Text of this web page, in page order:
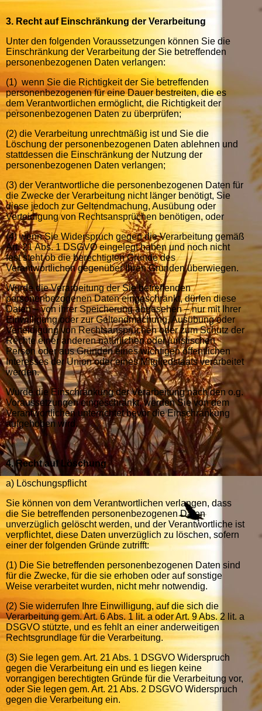
3. Recht auf Einschränkung der Verarbeitung
Unter den folgenden Voraussetzungen können Sie die
Einschränkung der Verarbeitung der Sie betreffenden
personenbezogenen Daten verlangen:
(1) wenn Sie die Richtigkeit der Sie betreffenden
personenbezogenen für eine Dauer bestreiten, die es
dem Verantwortlichen ermöglicht, die Richtigkeit der
personenbezogenen Daten zu überprüfen;
(2) die Verarbeitung unrechtmäßig ist und Sie die
Löschung der personenbezogenen Daten ablehnen und
stattdessen die Einschränkung der Nutzung der
personenbezogenen Daten verlangen;
(3) der Verantwortliche die personenbezogenen Daten für
die Zwecke der Verarbeitung nicht länger benötigt, Sie
diese jedoch zur Geltendmachung, Ausübung oder
Verteidigung von Rechtsansprüchen benötigen, oder
(4) wenn Sie Widerspruch gegen die Verarbeitung gemäß
Art. 21 Abs. 1 DSGVO eingelegt haben und noch nicht
fest steht ob die berechtigten Gründe des
Verantwortlichen gegenüber Ihren Gründen überwiegen.
Wurde die Verarbeitung der Sie betreffenden
personenbezogenen Daten eingeschränkt, dürfen diese
Daten – von ihrer Speicherung abgesehen – nur mit Ihrer
Einwilligung oder zur Geltendmachung, Ausübung oder
Verteidigung von Rechtsansprüchen oder zum Schutz der
Rechte einer anderen natürlichen oder juristischen
Person oder aus Gründen eines wichtigen öffentlichen
Interesses der Union oder eines Mitgliedstaats verarbeitet
werden.
Wurde die Einschränkung der Verarbeitung nach den o.g.
Voraussetzungen eingeschränkt, werden Sie von dem
Verantwortlichen unterrichtet bevor die Einschränkung
aufgehoben wird.
4. Recht auf Löschung
a) Löschungspflicht
Sie können von dem Verantwortlichen verlangen, dass
die Sie betreffenden personenbezogenen Daten
unverzüglich gelöscht werden, und der Verantwortliche ist
verpflichtet, diese Daten unverzüglich zu löschen, sofern
einer der folgenden Gründe zutrifft:
(1) Die Sie betreffenden personenbezogenen Daten sind
für die Zwecke, für die sie erhoben oder auf sonstige
Weise verarbeitet wurden, nicht mehr notwendig.
(2) Sie widerrufen Ihre Einwilligung, auf die sich die
Verarbeitung gem. Art. 6 Abs. 1 lit. a oder Art. 9 Abs. 2 lit. a
DSGVO stützte, und es fehlt an einer anderweitigen
Rechtsgrundlage für die Verarbeitung.
(3) Sie legen gem. Art. 21 Abs. 1 DSGVO Widerspruch
gegen die Verarbeitung ein und es liegen keine
vorrangigen berechtigten Gründe für die Verarbeitung vor,
oder Sie legen gem. Art. 21 Abs. 2 DSGVO Widerspruch
gegen die Verarbeitung ein.